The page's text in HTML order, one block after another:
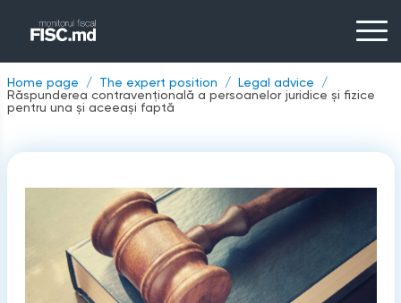
Home page The expert position
Legal advice
Răspunderea contravențională a persoanelor juridice și fizice
pentru una și aceeași faptă